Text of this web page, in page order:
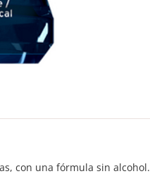
con una fórmula sin alcohol.